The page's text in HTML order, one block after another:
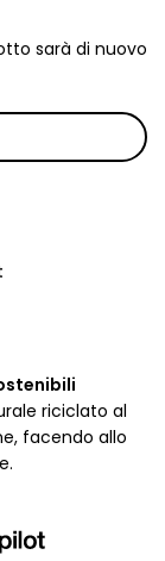
sarà di nuovo
riciclato al
facendo allo